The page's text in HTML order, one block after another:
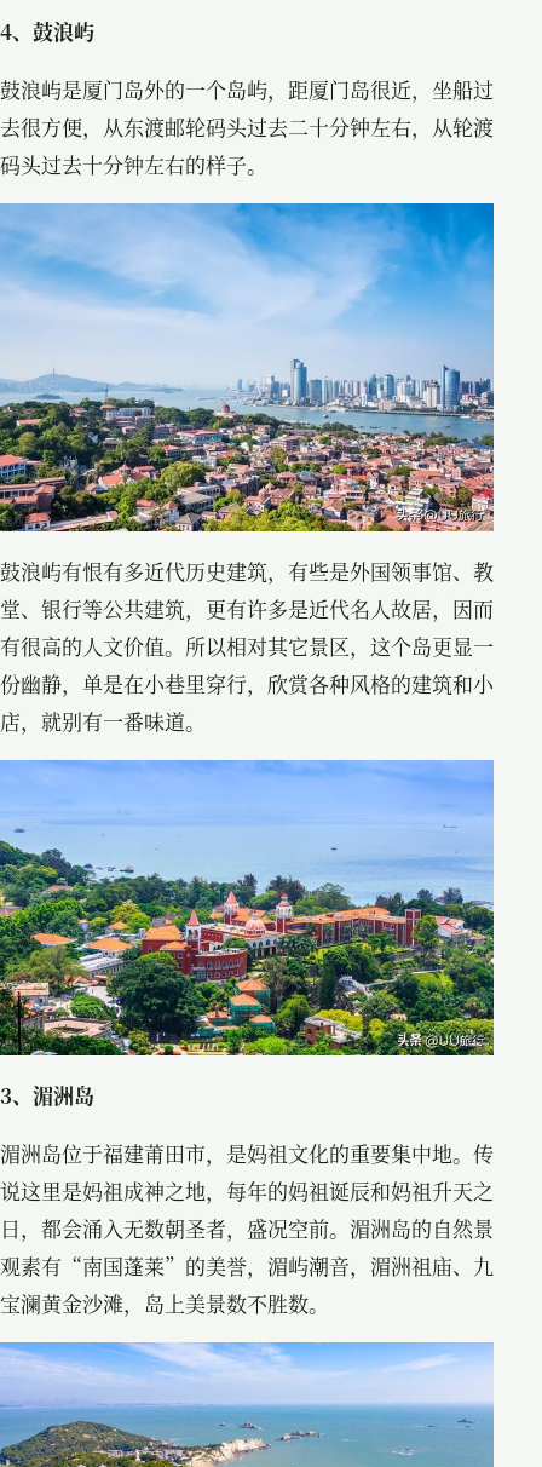
4、鼓浪屿
鼓浪屿是厦门岛外的一个岛屿，距厦门岛很近，坐船过
去很方便，从东渡邮轮码头过去二十分钟左右，从轮渡
码头过去十分钟左右的样子。
鼓浪屿有恨有多近代历史建筑，有些是外国领事馆、教
堂、银行等公共建筑，更有许多是近代名人故居，因而
有很高的人文价值。所以相对其它景区，这个岛更显一
份幽静，单是在小巷里穿行，欣赏各种风格的建筑和小
店，就别有一番味道。
3、湄洲岛
湄洲岛位于福建莆田市，是妈祖文化的重要集中地。传
说这里是妈祖成神之地，每年的妈祖诞辰和妈祖升天之
日，都会涌入无数朝圣者，盛况空前。湄洲岛的自然景
观素有“南国蓬莱”的美誉，湄屿潮音，湄洲祖庙、九
宝澜黄金沙滩，岛上美景数不胜数。